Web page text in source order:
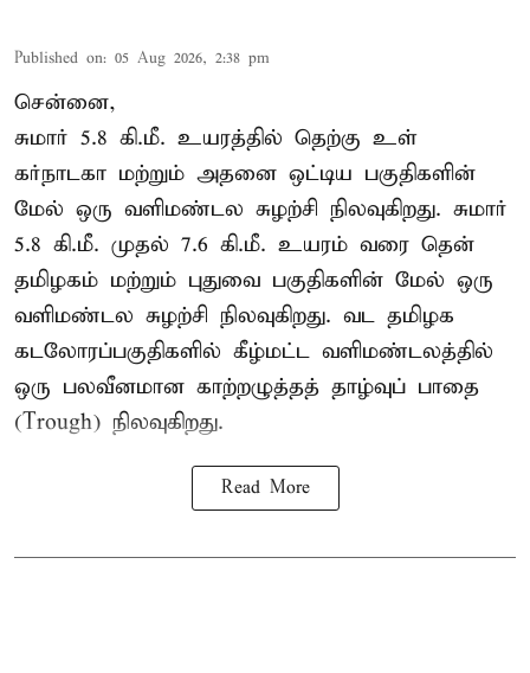
Published on: 05 Aug 2026, 2:38 pm
சென்னை,
சுமார் 5.8 கி.மீ. உயரத்தில் தெற்கு உள்
கர்நாடகா மற்றும் அதனை ஒட்டிய பகுதிகளின்
மேல் ஒரு வளிமண்டல சுழற்சி நிலவுகிறது. சுமார்
5.8 கி.மீ. முதல் 7.6 கி.மீ. உயரம் வரை தென்
தமிழகம் மற்றும் புதுவை பகுதிகளின் மேல் ஒரு
வளிமண்டல சுழற்சி நிலவுகிறது. வட தமிழக
கடலோரப்பகுதிகளில் கீழ்மட்ட வளிமண்டலத்தில்
ஒரு பலவீனமான காற்றழுத்தத் தாழ்வுப் பாதை
(Trough) நிலவுகிறது.
Read More